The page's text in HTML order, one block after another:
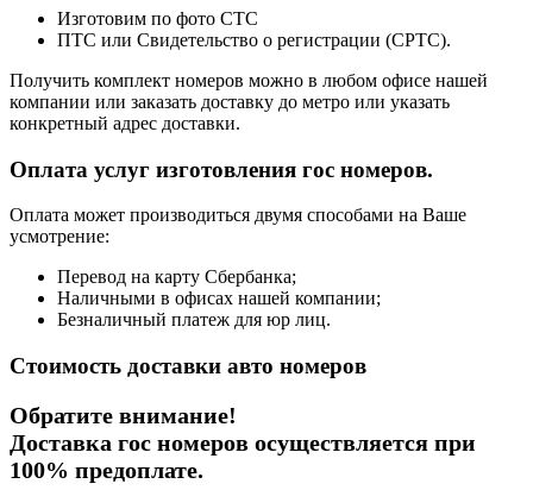
Изготовим по фото СТС
ПТС или Свидетельство о регистрации (СРТС).
Получить комплект номеров можно в любом офисе нашей
компании или заказать доставку до метро или указать
конкретный адрес доставки.
Оплата услуг изготовления гос номеров.
Оплата может производиться двумя способами на Ваше
усмотрение:
Перевод на карту Сбербанка;
Наличными в офисах нашей компании;
Безналичный платеж для юр лиц.
Стоимость доставки авто номеров
Обратите внимание!
Доставка гос номеров осуществляется при
100% предоплате.